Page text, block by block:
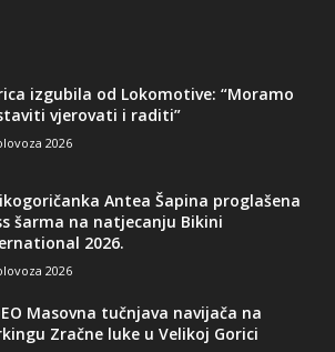
izgubila od Lokomotive: “Moramo
vjerovati i raditi”
2026
Antea Šapina proglašena
šarma na natjecanju Bikini
2026.
2026
Masovna tučnjava navijača na
Zračne luke u Velikoj Gorici